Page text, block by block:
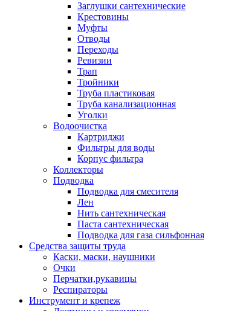
Заглушки сантехнические
Крестовины
Муфты
Отводы
Переходы
Ревизии
Трап
Тройники
Труба пластиковая
Труба канализационная
Уголки
Водоочистка
Картриджи
Фильтры для воды
Корпус фильтра
Коллекторы
Подводка
Подводка для смесителя
Лен
Нить сантехническая
Паста сантехническая
Подводка для газа сильфонная
Средства защиты труда
Каски, маски, наушники
Очки
Перчатки,рукавицы
Респираторы
Инструмент и крепеж